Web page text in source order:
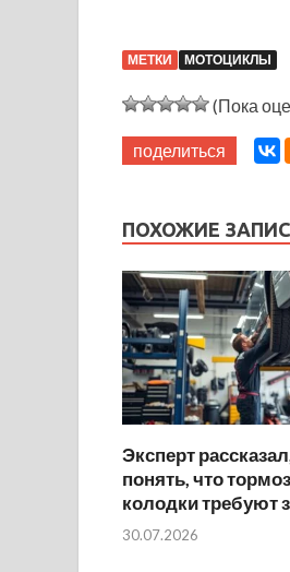
МЕТКИ МОТОЦИКЛЫ
(Пока
поделиться
ПОХОЖИЕ
Эксперт
понять, что
колодки требуют
30.07.2026